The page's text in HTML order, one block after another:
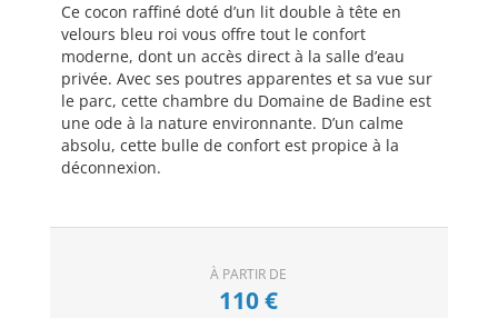
Ce cocon raffiné doté d’un lit double à tête en
velours bleu roi vous offre tout le confort
moderne, dont un accès direct à la salle d’eau
privée. Avec ses poutres apparentes et sa vue sur
le parc, cette chambre du Domaine de Badine est
une ode à la nature environnante. D’un calme
absolu, cette bulle de confort est propice à la
déconnexion.
À PARTIR DE
110€